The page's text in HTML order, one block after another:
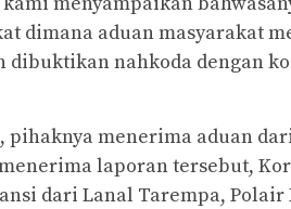
dimana aduan masyarakat
nahkoda dengan
menerima aduan
laporan tersebut,
dari Lanal Tarempa, Polair